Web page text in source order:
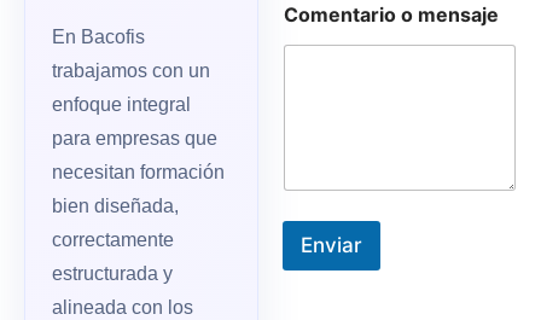
En Bacofis
trabajamos con un
enfoque integral
para empresas que
necesitan formación
bien diseñada,
correctamente
estructurada y
alineada con los
t
Comentario o mensaje
Enviar